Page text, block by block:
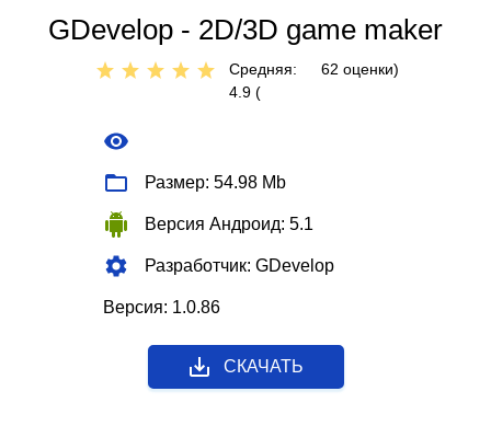
GDevelop - 2D/3D game maker
Средняя:
4.9 (
62 оценки)
Размер: 54.98 Mb
Версия Андроид: 5.1
Разработчик: GDevelop
Версия: 1.0.86
СКАЧАТЬ